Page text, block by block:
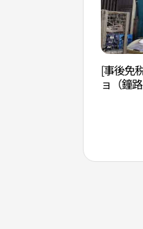
[事後免
ョ（鐘